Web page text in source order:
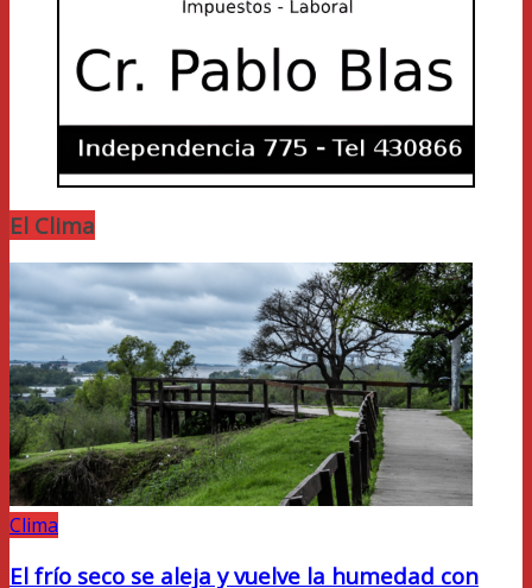
El Clima
Clima
El frío seco se aleja y vuelve la humedad con